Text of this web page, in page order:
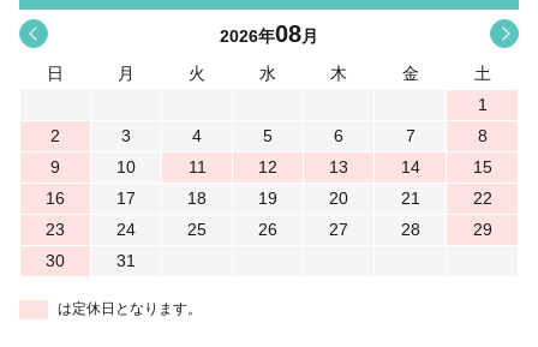
< >
2026年08月
日
月 火 水 木 金
土
1
2
3 4 5 6 7
8
9
10 11 12 13 14
15
16
17 18 19 20 21
22
23
24 25 26 27 28
29
30
31
は定休日となります。